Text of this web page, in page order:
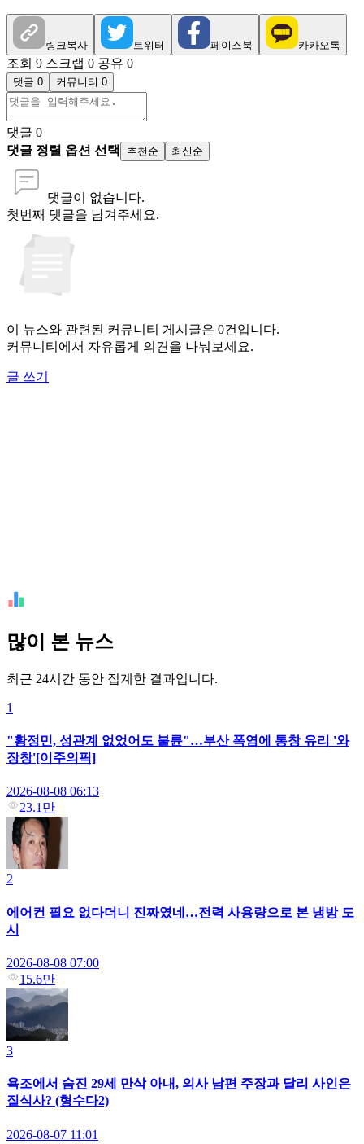
링크복사 트위터 페이스북 카카오톡
조회 9 스크랩 0 공유 0
댓글 0 커뮤니티 0
댓글 0
댓글 정렬 옵션 선택
추천순 최신순
댓글이 없습니다.
첫번째 댓글을 남겨주세요.
이 뉴스와 관련된 커뮤니티 게시글은 0건입니다.
커뮤니티에서 자유롭게 의견을 나눠보세요.
글 쓰기
많이 본 뉴스
최근 24시간 동안 집계한 결과입니다.
1
"황정민, 성관계 없었어도 불륜"…부산 폭염에 통창 유리 '와
장창'[이주의픽]
2026-08-08 06:13
23.1만
2
에어컨 필요 없다더니 진짜였네…전력 사용량으로 본 냉방 도
시
2026-08-08 07:00
15.6만
3
욕조에서 숨진 29세 만삭 아내, 의사 남편 주장과 달리 사인은
질식사? (형수다2)
2026-08-07 11:01